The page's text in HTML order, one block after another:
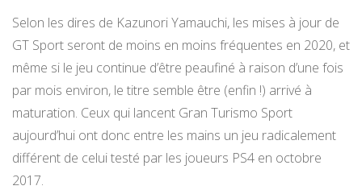
Selon les dires de Kazunori Yamauchi, les mises à jour de
GT Sport seront de moins en moins fréquentes en 2020, et
même si le jeu continue d’être peaufiné à raison d’une fois
par mois environ, le titre semble être (enfin !) arrivé à
maturation. Ceux qui lancent Gran Turismo Sport
aujourd’hui ont donc entre les mains un jeu radicalement
différent de celui testé par les joueurs PS4 en octobre
2017.